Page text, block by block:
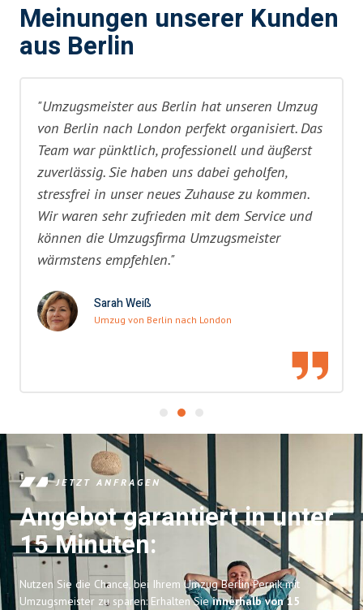
Meinungen unserer Kunden
aus Berlin
"Umzugsmeister aus Berlin hat unseren Umzug
von Berlin nach London perfekt organisiert. Das
Team war pünktlich, professionell und äußerst
zuverlässig. Sie haben uns dabei geholfen,
stressfrei in unser neues Zuhause zu kommen.
Wir waren sehr zufrieden mit dem Service und
können die Umzugsfirma Umzugsmeister
wärmstens empfehlen."
Sarah Weiß
Umzug von Berlin nach London
JETZT ANFRAGEN
Angebot garantiert in unter
15 Minuten:
Nutzen Sie die Chance, bei Ihrem Umzug Berlin Pernik mit
Umzugsmeister zu sparen: Erhalten Sieinnerhalb von 15